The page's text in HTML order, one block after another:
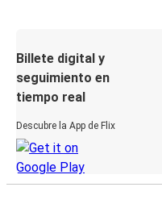
Billete digital y
seguimiento en
tiempo real
Descubre la App de Flix